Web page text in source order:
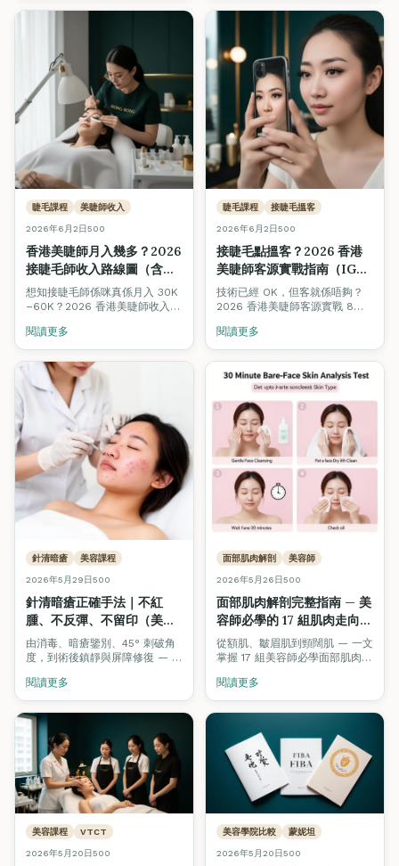
同。Fine Arts Academy 紋繡
導師團隊用 12 個維度逐項對照，
仲附香港價格範圍同揀選決策
樹。
睫毛課程 美睫師收入
2026年6月2日500
香港美睫師月入幾多？2026
接睫毛師收入路線圖（含即
時試算機）
想知接睫毛師係咪真係月入 30K
–60K？2026 香港美睫師收入完
職・全職・工作室老闆）合理收
入、客單價、回頭率對比，加埋
即時收入試算機，拖滑桿即知你
嘅情境月入幾多。
閱讀更多
睫毛課程 接睫毛搵客
2026年6月2日500
接睫毛點搵客？2026 香港
美睫師客源實戰指南（IG・
WhatsApp・回頭客 8 招）
技術已經 OK，但客就係唔夠？
2026 香港美睫師客源實戰 8
Broadcast 模板、3 週回頭率機
制、Beauty Stars 被動曝光、
口碑轉介設計、平台抽成避坑。
新手 3 個月內穩定 1 日 2 客嘅實
際路徑。
閱讀更多
針清暗瘡 美容課程
2026年5月29日500
針清暗瘡正確手法｜不紅
腫、不反彈、不留印（美容
初學者完整教學・ITEC /
VTCT 考核標準）
由消毒、暗瘡鑒別、45° 刺破角
度，到術後鎮靜與屏障修復 — 一
操作流程（SOP），對應 ITEC /
VTCT 國際美容認證實操考核要
求。
閱讀更多
面部肌肉解剖 美容師
2026年5月26日500
面部肌肉解剖完整指南 — 美
容師必學的 17 組肌肉走向、
按摩手法與激光治療對應
（2026）
從額肌、皺眉肌到頸闊肌 — 一文
掌握 17 組美容師必學面部肌肉的
激光 / 紋眉 / Hifu 治療參考。附
互動 3D 解剖模型。
閱讀更多
美容課程 VTCT
2026年5月20日500
美容學院比較 蒙妮坦
2026年5月20日500